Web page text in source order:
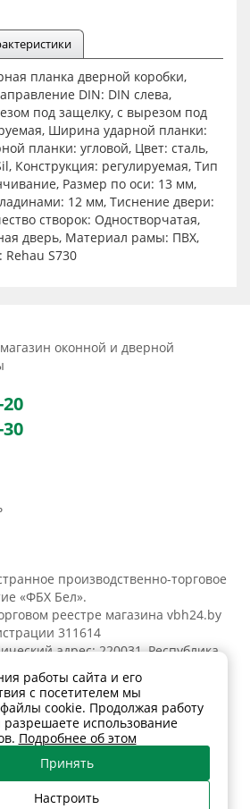
планка дверной коробки,
DIN: DIN слева,
под защелку, с вырезом под
Ширина ударной планки:
планки: угловой, Цвет: сталь,
Конструкция: регулируемая, Тип
Размер по оси: 13 мм,
12 мм, Тиснение двери:
створок: Одностворчатая,
дверь, Материал рамы: ПВХ,
S730
оконной и дверной
производственно-торговое
«ФБХ Бел».
реестре магазина vbh24.by
311614
адрес: 220031, Республика
15-1, 5 этаж;
N190736367 от 11.02.2014.
работы сайта и его
с посетителем мы
cookie. Продолжая работу
разрешаете использование
Подробнее об этом
Принять
Настроить